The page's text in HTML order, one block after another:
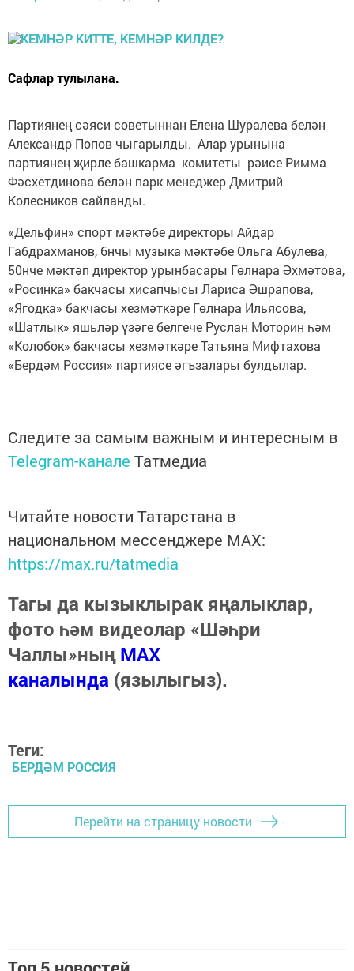
Сафлар тулылана.
Партиянең сәяси советыннан Елена Шуралева белән
Александр Попов чыгарылды. Алар урынына
партиянең җирле башкарма комитеты рәисе Римма
Фәсхетдинова белән парк менеджер Дмитрий
Колесников сайланды.
«Дельфин» спорт мәктәбе директоры Айдар
Габдрахманов, 6нчы музыка мәктәбе Ольга Абулева,
50нче мәктәп директор урынбасары Гөлнара Әхмәтова,
«Росинка» бакчасы хисапчысы Лариса Әшрапова,
«Ягодка» бакчасы хезмәткәре Гөлнара Ильясова,
«Шатлык» яшьләр үзәге белгече Руслан Моторин һәм
«Колобок» бакчасы хезмәткәре Татьяна Мифтахова
«Бердәм Россия» партиясе әгъзалары булдылар.
Следите за самым важным и интересным в
Telegram-канале Татмедиа
Читайте новости Татарстана в
национальном мессенджере MАХ:
https://max.ru/tatmedia
Тагы да кызыклырак яңалыклар,
фото һәм видеолар «Шәһри
Чаллы»ныңMAX
каналында (язылыгыз).
Теги:
БЕРДӘМ РОССИЯ
Перейти на страницу новости